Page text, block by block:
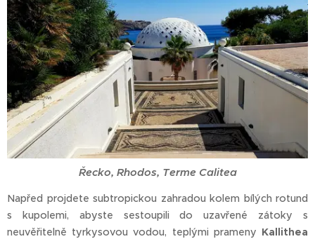
Řecko, Rhodos, Terme Calitea
Napřed projdete subtropickou zahradou kolem bílých rotund
s kupolemi, abyste sestoupili do uzavřené zátoky s
neuvěřitelně tyrkysovou vodou, teplými prameny Kallithea